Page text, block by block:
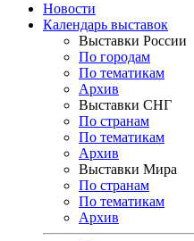
Новости
Календарь выставок
Выставки России
По городам
По тематикам
Архив
Выставки СНГ
По странам
По тематикам
Архив
Выставки Мира
По странам
По тематикам
Архив